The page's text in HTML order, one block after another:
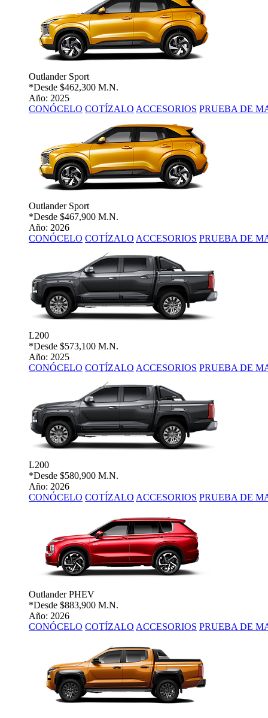
Outlander Sport
*Desde $462,300 M.N.
Año: 2025
CONÓCELO COTÍZALO ACCESORIOS PRUEBA DE
Outlander Sport
*Desde $467,900 M.N.
Año: 2026
CONÓCELO COTÍZALO ACCESORIOS PRUEBA DE
L200
*Desde $573,100 M.N.
Año: 2025
CONÓCELO COTÍZALO ACCESORIOS PRUEBA DE
L200
*Desde $580,900 M.N.
Año: 2026
CONÓCELO COTÍZALO ACCESORIOS PRUEBA DE
Outlander PHEV
*Desde $883,900 M.N.
Año: 2026
CONÓCELO COTÍZALO ACCESORIOS PRUEBA DE